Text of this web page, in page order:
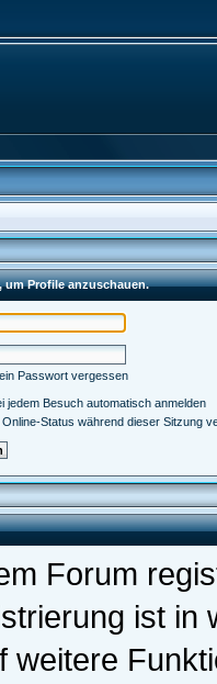
Profile anzuschauen.
Passwort vergessen
jedem Besuch automatisch anmelden
Online-Status während dieser Sitzung
Forum
ist in
weitere